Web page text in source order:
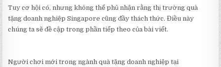
Tuy cơ hội có, nhưng không thể phủ nhận rằng thị trường quà
tặng doanh nghiệp Singapore cũng đầy thách thức. Điều này
chúng ta sẽ đề cập trong phần tiếp theo của bài viết.
Người chơi mới trong ngành quà tặng doanh nghiệp tại